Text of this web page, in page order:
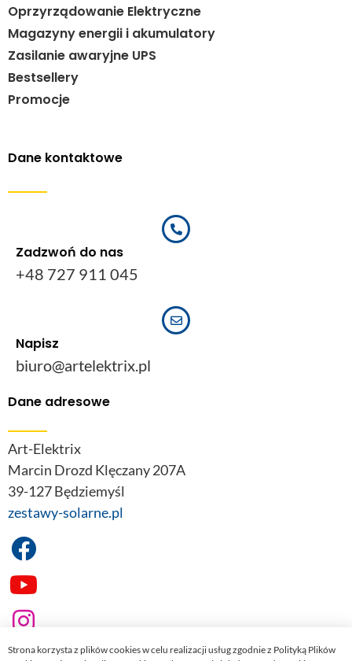
Oprzyrządowanie Elektryczne
Magazyny energii i akumulatory
Zasilanie awaryjne UPS
Bestsellery
Promocje
Dane kontaktowe
Zadzwoń do nas
+48 727 911 045
Napisz
biuro@artelektrix.pl
Dane adresowe
Art-Elektrix
Marcin Drozd Klęczany 207A
39-127 Będziemyśl
zestawy-solarne.pl
Strona korzysta z plików cookies w celu realizacji usług zgodnie z Polityką Plików